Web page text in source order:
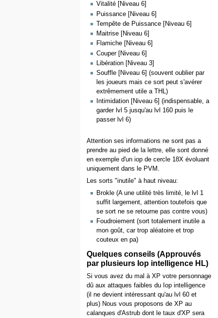
Vitalité [Niveau 6]
Puissance [Niveau 6]
Tempête de Puissance [Niveau 6]
Maitrise [Niveau 6]
Flamiche [Niveau 6]
Couper [Niveau 6]
Libération [Niveau 3]
Souffle [Niveau 6] (souvent oublier par
les joueurs mais ce sort peut s'avérer
extrêmement utile a THL)
Intimidation [Niveau 6] (indispensable, a
garder lvl 5 jusqu'au lvl 160 puis le
passer lvl 6)
Attention ses informations ne sont pas a
prendre au pied de la lettre, elle sont donné
en exemple d'un iop de cercle 18X évoluant
uniquement dans le PVM.
Les sorts "inutile" à haut niveau:
Brokle (A une utilité très limité, le lvl 1
suffit largement, attention toutefois que
se sort ne se retourne pas contre vous)
Foudroiement (sort totalement inutile a
mon goût, car trop aléatoire et trop
couteux en pa)
Quelques conseils (Approuvés
par plusieurs Iop intelligence HL)
Si vous avez du mal à XP votre personnage
dû aux attaques faibles du Iop intelligence
(il ne devient intéressant qu'au lvl 60 et
plus) Nous vous proposons de XP au
calanques d'Astrub dont le taux d'XP sera